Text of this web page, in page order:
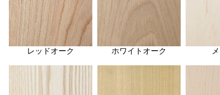
レッドオーク ホワイトオーク